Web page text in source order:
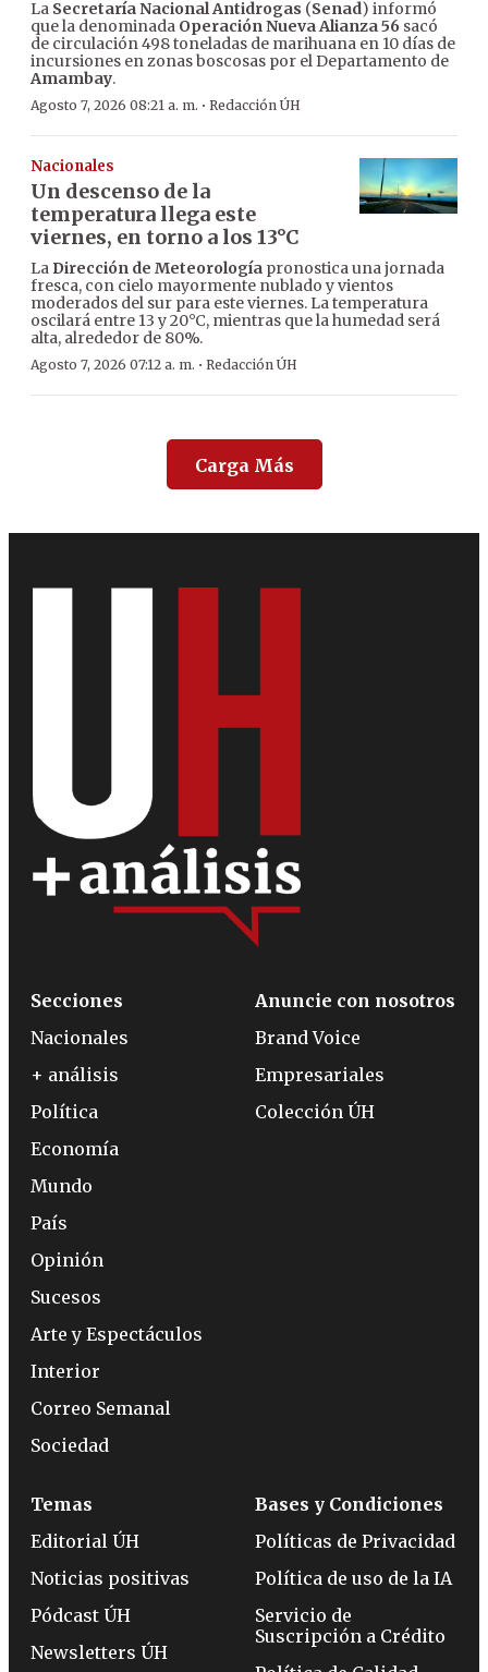
La Secretaría Nacional Antidrogas (Senad) informó
que la denominada Operación Nueva Alianza 56 sacó
de circulación 498 toneladas de marihuana en 10 días de
incursiones en zonas boscosas por el Departamento de
Amambay.
Agosto 7, 2026 08:21 a. m. · Redacción ÚH
Nacionales
Un descenso de la
temperatura llega este
viernes, en torno a los 13°C
La Dirección de Meteorología pronostica una jornada
fresca, con cielo mayormente nublado y vientos
moderados del sur para este viernes. La temperatura
oscilará entre 13 y 20°C, mientras que la humedad será
alta, alrededor de 80%.
Agosto 7, 2026 07:12 a. m. · Redacción ÚH
Carga Más
Secciones
Nacionales
+ análisis
Política
Economía
Mundo
País
Opinión
Sucesos
Arte y Espectáculos
Interior
Correo Semanal
Sociedad
Anuncie con nosotros
Brand Voice
Empresariales
Colección ÚH
Temas
Editorial ÚH
Noticias positivas
Pódcast ÚH
Newsletters ÚH
Bases y Condiciones
Políticas de Privacidad
Política de uso de la IA
Servicio de
Suscripción a Crédito